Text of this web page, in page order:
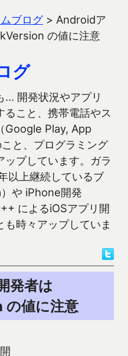
ブログ> Androidア
の値に注意
グ
… 開発状況やアプリ
ること、携帯電話やス
Google Play, App
と、プログラミング
プしています。ガラ
以上継続しているブ
や iPhone開発
によるiOSアプリ開
時々アップしていま
発者は
値に注意